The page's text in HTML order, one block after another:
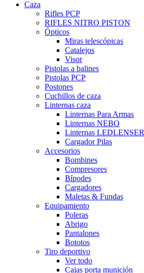
Caza
Rifles PCP
RIFLES NITRO PISTON
Ópticos
Miras telescópicas
Catalejos
Visor
Pistolas a balines
Pistolas PCP
Postones
Cuchillos de caza
Linternas caza
Linternas Para Armas
Linternas NEBO
Linternas LEDLENSER
Cargador Pilas
Accesorios
Bombines
Compresores
Bípodes
Cargadores
Maletas & Fundas
Equipamiento
Poleras
Abrigo
Pantalones
Bototos
Tiro deportivo
Ver todo
Cajas porta munición